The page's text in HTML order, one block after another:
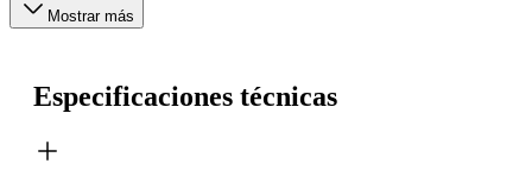
Mostrar más
Especificaciones técnicas